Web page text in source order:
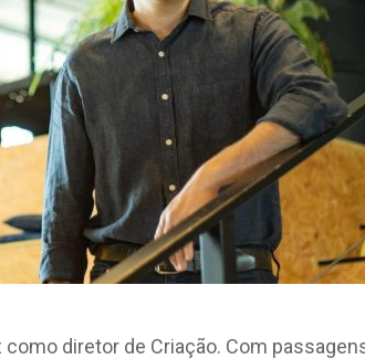
diretor de Criação. Com